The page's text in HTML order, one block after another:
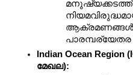
ആക്രമണങ്ങൾ
Indian Ocean
മേഖല):